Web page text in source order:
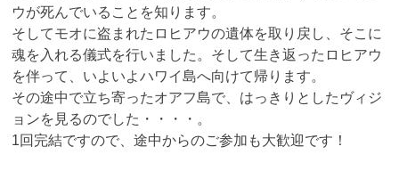
ウが死んでいることを知ります。
そしてモオに盗まれたロヒアウの遺体を取り戻し、そこに
魂を入れる儀式を行いました。そして生き返ったロヒアウ
を伴って、いよいよハワイ島へ向けて帰ります。
その途中で立ち寄ったオアフ島で、はっきりとしたヴィジ
ョンを見るのでした・・・・。
1回完結ですので、途中からのご参加も大歓迎です！